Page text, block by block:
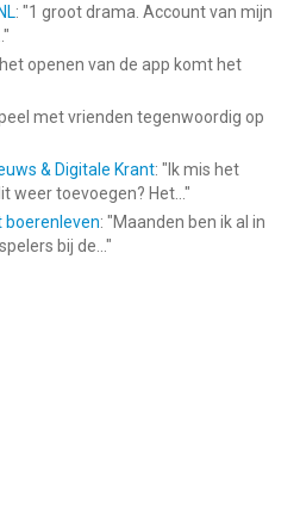
hier bekijken -
us/HT202039
privacy-policy.html
terms&services.html
Lavkush Gupta is een app voor
: "1 groot drama. Account van mijn
"
openen van de app komt het
met vrienden tegenwoordig op
& Digitale Krant: " Ik mis het
weer toevoegen? Het... "
boerenleven: "Maanden ben ik al in
bij de... "